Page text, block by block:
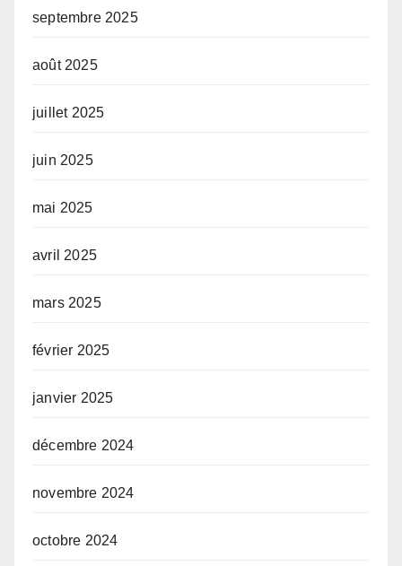
septembre 2025
août 2025
juillet 2025
juin 2025
mai 2025
avril 2025
mars 2025
février 2025
janvier 2025
décembre 2024
novembre 2024
octobre 2024